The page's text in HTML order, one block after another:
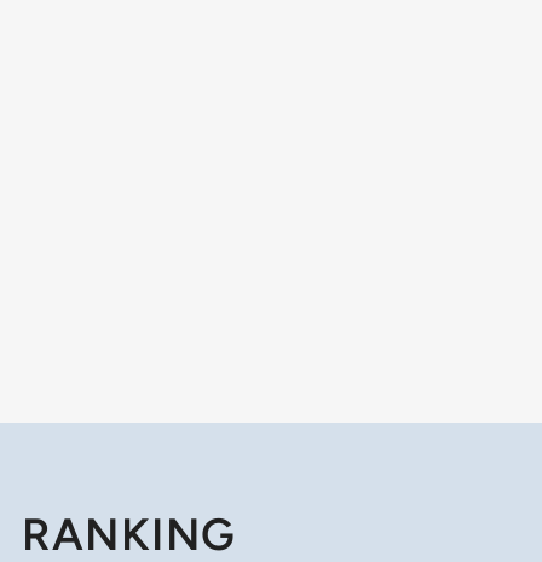
RANKING